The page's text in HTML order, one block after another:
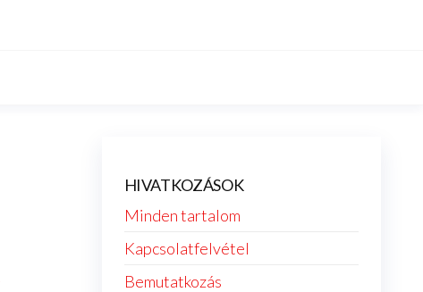
HIVATKOZÁSOK
Minden tartalom
Kapcsolatfelvétel
Bemutatkozás